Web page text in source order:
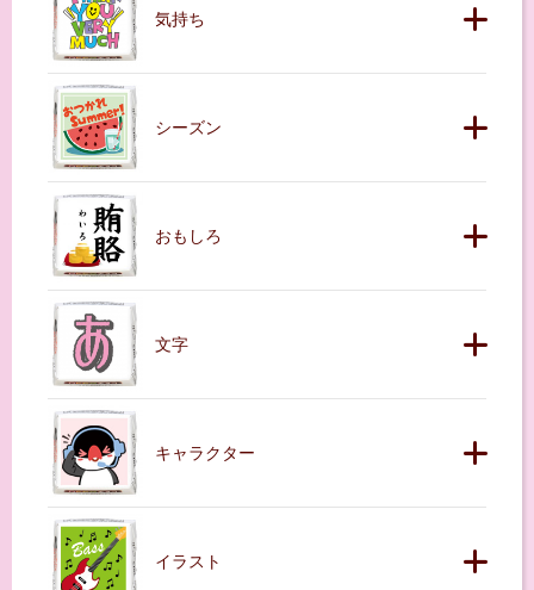
気持ち
シーズン
おもしろ
文字
キャラクター
イラスト